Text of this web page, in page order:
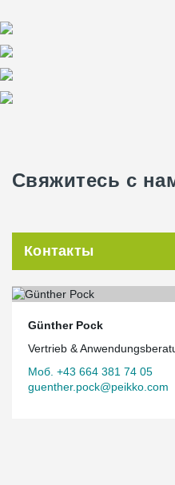
Свяжитесь с
Контакты
Günther Pock
Vertrieb &
Моб. +43 664 381 74 05
guenther.pock@peikko.com